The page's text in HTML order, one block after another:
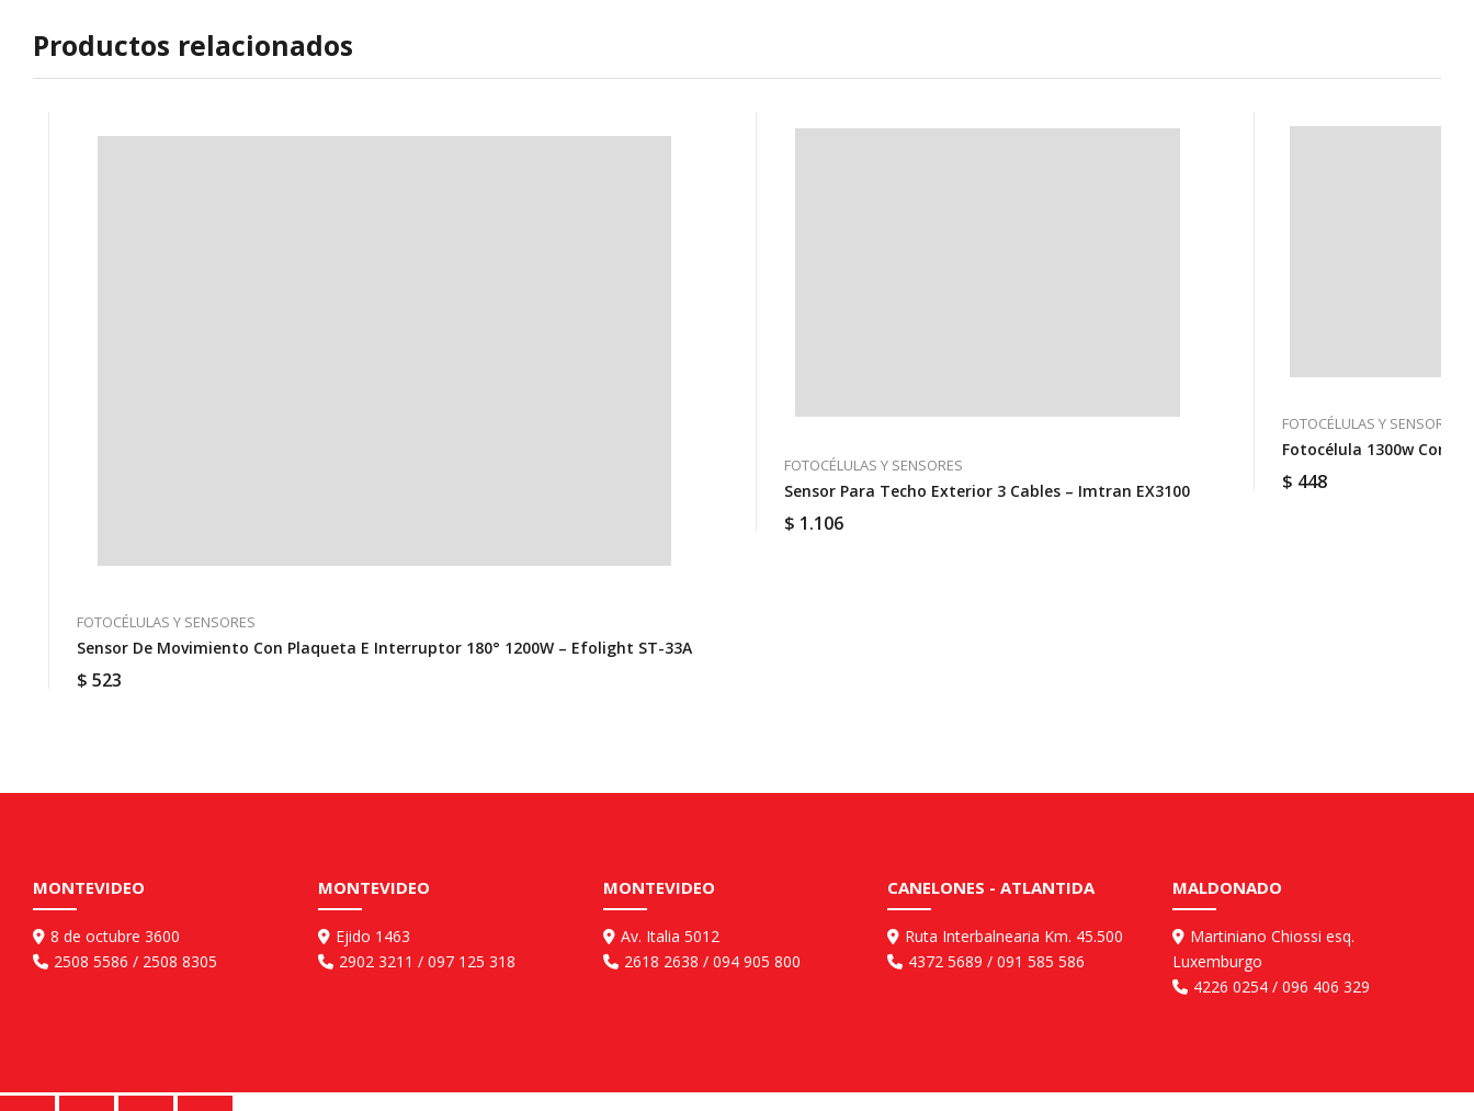
Productos relacionados
FOTOCÉLULAS Y SENSORES
Sensor De Movimiento Con Plaqueta E Interruptor 180° 1200W – Efolight ST-33A
$ 523
FOTOCÉLULAS Y SENSORES
Sensor Para Techo Exterior 3 Cables – Imtran EX3100
$ 1.106
FOTOCÉLULAS Y SENSORES
Fotocélula 1300w Con
$ 448
MONTEVIDEO
8 de octubre 3600
2508 5586 / 2508 8305
MONTEVIDEO
Ejido 1463
2902 3211 / 097 125 318
MONTEVIDEO
Av. Italia 5012
2618 2638 / 094 905 800
CANELONES - ATLANTIDA
Ruta Interbalnearia Km. 45.500
4372 5689 / 091 585 586
MALDONADO
Martiniano Chiossi esq.
Luxemburgo
4226 0254 / 096 406 329